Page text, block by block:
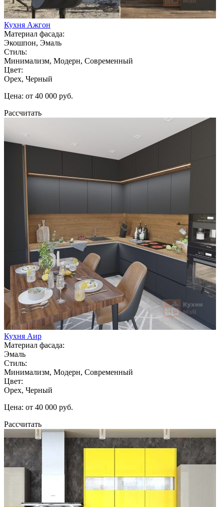
Кухня Ажгон
Материал фасада:
Экошпон, Эмаль
Стиль:
Минимализм, Модерн, Современный
Цвет:
Орех, Черный
Цена: от 40 000 руб.
Рассчитать
Кухня Аир
Материал фасада:
Эмаль
Стиль:
Минимализм, Модерн, Современный
Цвет:
Орех, Черный
Цена: от 40 000 руб.
Рассчитать